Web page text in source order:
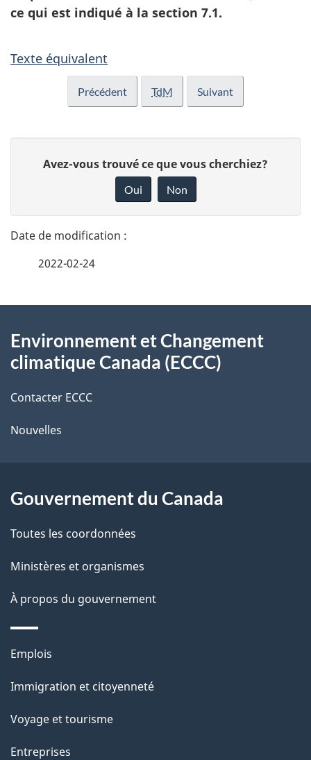
ce qui est indiqué à la section 7.1.
Texte équivalent
Précédent TdM Suivant
t
a
l
s
d
e
l
a
g
e
n
o
t
r
r
t
a
c
i
o
s
u
r
e
t
Avez-vous trouvé ce que vous cherchiez?
Oui Non
2022-02-24
propos
de
ce
site
Environnement et Changement
climatique Canada (ECCC)
Contacter ECCC
Nouvelles
Gouvernement du Canada
Toutes les coordonnées
Ministères et organismes
À propos du gouvernement
Thèmes
sujets
Emplois
Immigration et citoyenneté
Voyage et tourisme
Entreprises